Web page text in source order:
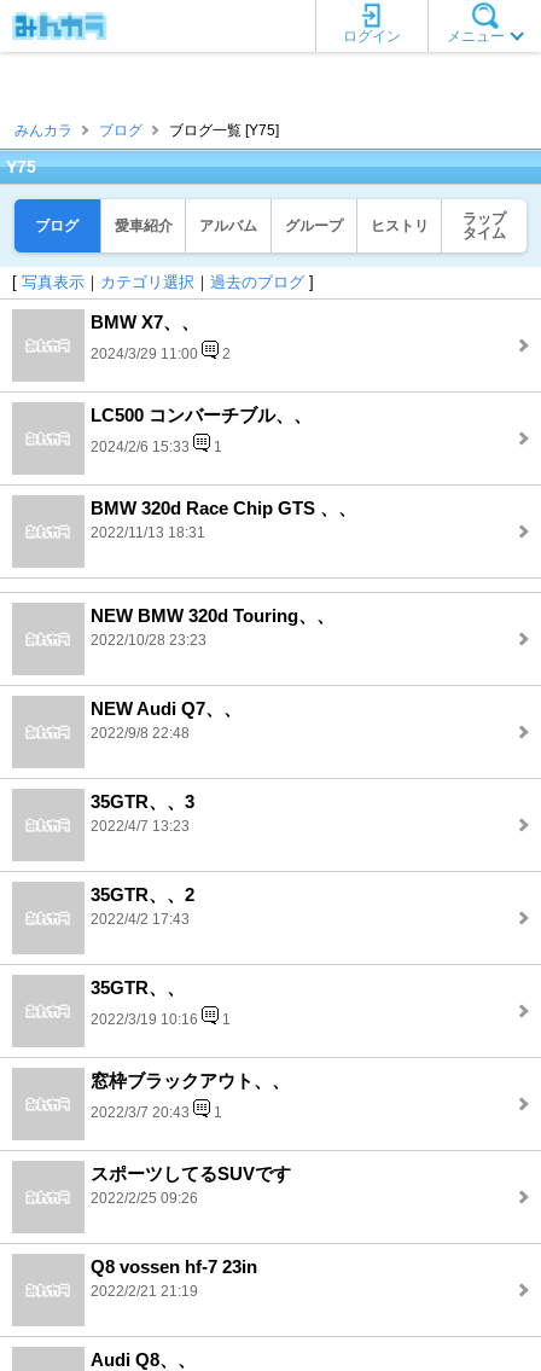
メニュー
ログイン
みんカラ ブログ ブログ一覧 [Y75]
Y75
ブログ 愛車紹介 アルバム グループ ヒストリ
ラップ
タイム
[ 写真表示 ｜ カテゴリ選択 ｜ 過去のブログ ]
BMW X7、、
2024/3/29 11:00 2
LC500 コンバーチブル、、
2024/2/6 15:33 1
BMW 320d Race Chip GTS 、、
2022/11/13 18:31
NEW BMW 320d Touring、、
2022/10/28 23:23
NEW Audi Q7、、
2022/9/8 22:48
35GTR、、3
2022/4/7 13:23
35GTR、、2
2022/4/2 17:43
35GTR、、
2022/3/19 10:16 1
窓枠ブラックアウト、、
2022/3/7 20:43 1
スポーツしてるSUVです
2022/2/25 09:26
Q8 vossen hf-7 23in
2022/2/21 21:19
Audi Q8、、